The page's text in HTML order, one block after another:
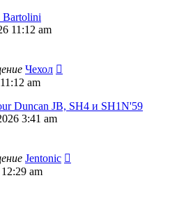
Bartolini
11:12 am
Чехол
am
Duncan JB, SH4 и SH1N'59
3:41 am
Jentonic
am